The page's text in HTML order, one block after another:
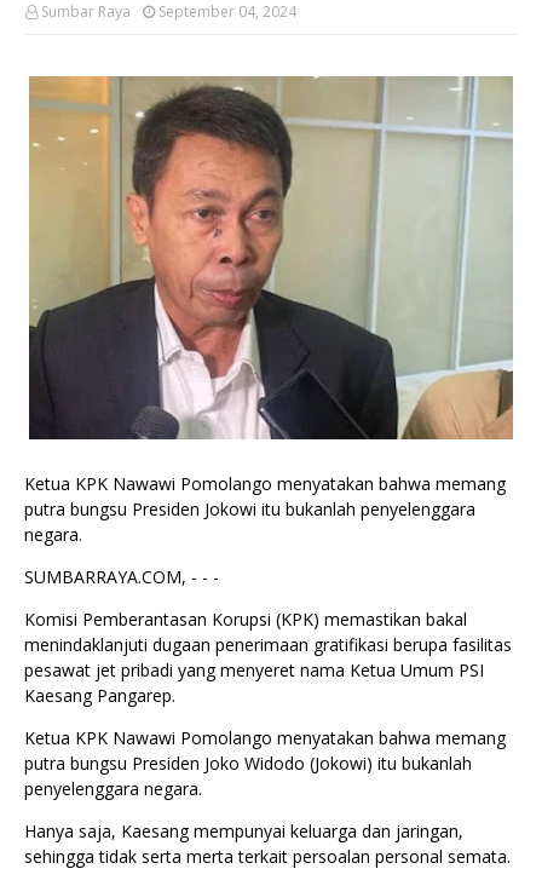
Sumbar Raya September 04, 2024
Ketua KPK Nawawi Pomolango menyatakan bahwa memang
putra bungsu Presiden Jokowi itu bukanlah penyelenggara
negara.
SUMBARRAYA.COM, - - -
Komisi Pemberantasan Korupsi (KPK) memastikan bakal
menindaklanjuti dugaan penerimaan gratifikasi berupa fasilitas
pesawat jet pribadi yang menyeret nama Ketua Umum PSI
Kaesang Pangarep.
Ketua KPK Nawawi Pomolango menyatakan bahwa memang
putra bungsu Presiden Joko Widodo (Jokowi) itu bukanlah
penyelenggara negara.
Hanya saja, Kaesang mempunyai keluarga dan jaringan,
sehingga tidak serta merta terkait persoalan personal semata.